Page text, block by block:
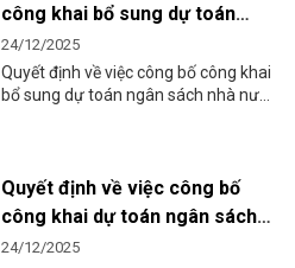
công khai bổ sung dự toán
ngân sách nhà nước năm 2025
24/12/2025
Quyết định về việc công bố công khai
bổ sung dự toán ngân sách nhà nước
Quyết định về việc công bố
công khai dự toán ngân sách
nhà nước năm 2026
24/12/2025